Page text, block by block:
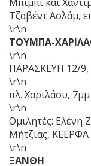
Τζαβέντ Ασλάμ,
\r\n
ΤΟΥΜΠΑ-
\r\n
ΠΑΡΑΣΚΕΥΗ 12/9,
\r\n
πλ. Χαριλάου, 7μμ
\r\n
Ομιλητές: Ελένη
Μήτζιας, ΚΕΕΡΦΑ
\r\n
ΞΑΝΘΗ